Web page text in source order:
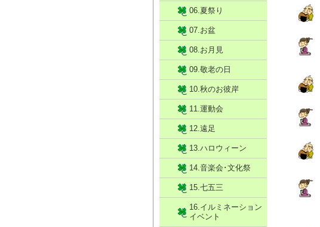
06.夏祭り
07.お盆
08.お月見
09.敬老の日
10.秋のお彼岸
11.運動会
12.遠足
13.ハロウィーン
14.音楽会･文化祭
15.七五三
16.イルミネーション
イベント